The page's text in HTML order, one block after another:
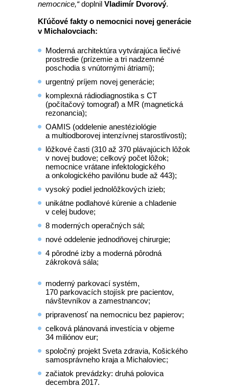
nemocnice,“doplnil Vladimír Dvorový.
Kľúčové fakty o nemocnici novej generácie
v Michalovciach:
Moderná architektúra vytvárajúca liečivé
prostredie (prízemie a tri nadzemné
poschodia s vnútornými átriami);
urgentný príjem novej generácie;
komplexná rádiodiagnostika s CT
(počítačový tomograf) a MR (magnetická
rezonancia);
OAMIS (oddelenie anestéziológie
a multiodborovej intenzívnej starostlivosti);
lôžkové časti (310 až 370 plávajúcich lôžok
v novej budove; celkový počet lôžok;
nemocnice vrátane infektologického
a onkologického pavilónu bude až 443);
vysoký podiel jednolôžkových izieb;
unikátne podlahové kúrenie a chladenie
v celej budove;
8 moderných operačných sál;
nové oddelenie jednodňovej chirurgie;
4 pôrodné izby a moderná pôrodná
zákroková sála;
moderný parkovací systém,
170 parkovacích stojísk pre pacientov,
návštevníkov a zamestnancov;
pripravenosť na nemocnicu bez papierov;
celková plánovaná investícia v objeme
34 miliónov eur;
spoločný projekt Sveta zdravia, Košického
samosprávneho kraja a Michaloviec;
začiatok prevádzky: druhá polovica
decembra 2017.